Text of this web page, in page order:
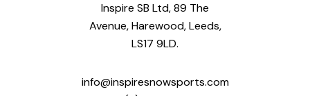
Inspire SB Ltd, 89 The
Avenue, Harewood, Leeds,
LS17 9LD.
info@inspiresnowsports.com